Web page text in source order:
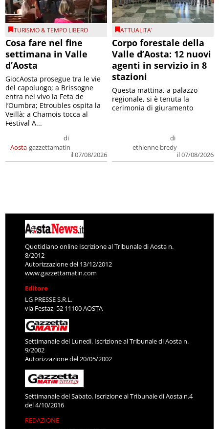
TURISMO & TEMPO LIBERO
Cosa fare nel fine
settimana in Valle
d’Aosta
Aosta
di
gazzettamatin
il 07/08/2026
GiocAosta prosegue tra le vie
del capoluogo; a Brissogne
entra nel vivo la Feta de
l’Oumbra; Etroubles ospita la
Veillà; a Chamois tocca al
Festival A...
ATTUALITA'
Corpo forestale della
Valle d’Aosta: 12 nuovi
agenti in servizio in 8
stazioni
di
ethienne bredy
il 07/08/2026
Questa mattina, a palazzo
regionale, si è tenuta la
cerimonia di giuramento
Quotidiano online Iscrizione al Tribunale di Aosta n.
8/2012
Autorizzazione del 13/12/2012
www.gazzettamatin.com
Editore
LG PRESSE S.R.L.
via Festaz, 52 11100 AOSTA
Settimanale del Lunedì. Iscrizione al Tribunale di Aosta n.
9/2002
Autorizzazione del 20/05/2002
Settimanale del Sabato. Iscrizione al Tribunale di Aosta n.4
del 4/10/2016
REDAZIONE